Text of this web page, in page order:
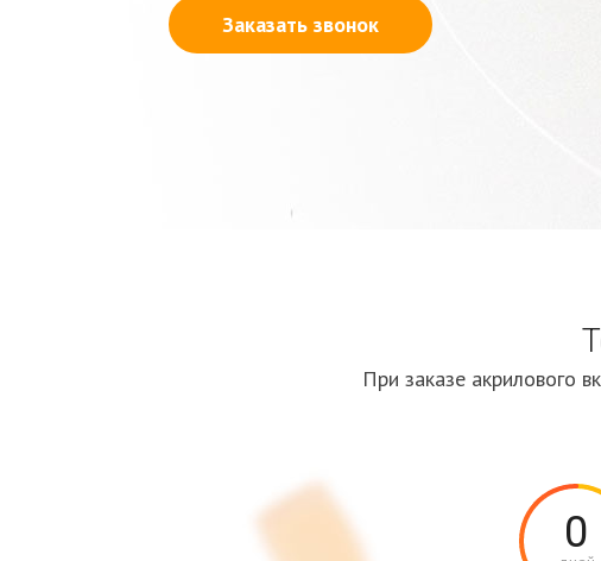
Заказать звонок
При заказе акрилового
0